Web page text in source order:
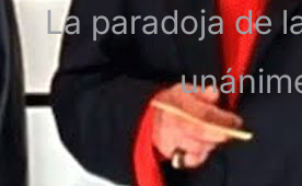
La paradoja de